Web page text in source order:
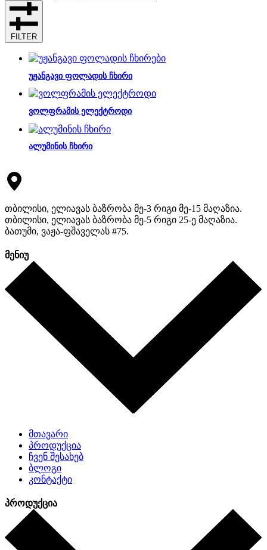
FILTER
უჟანგავი ფოლადის ჩხირი
ვოლფრამის ელექტროდი
ალუმინის ჩხირი
თბილისი, ელიავას ბაზრობა მე-3 რიგი მე-15 მაღაზია.
თბილისი, ელიავას ბაზრობა მე-5 რიგი 25-ე მაღაზია.
ბათუმი, ვაჟა-ფშაველას #75.
მენიუ
მთავარი
პროდუქცია
ჩვენ შესახებ
ბლოგი
კონტაქტი
პროდუქცია